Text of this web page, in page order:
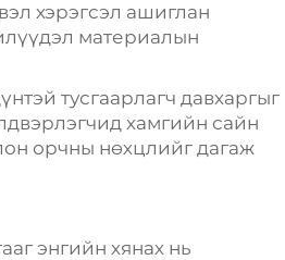
хэрэгсэл ашиглан
материалын
тусгаарлагч давхаргыг
хамгийн сайн
орчны нөхцлийг дагаж
энгийн хянах нь